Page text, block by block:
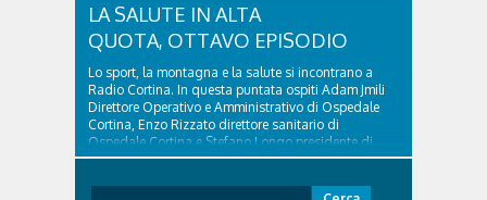
LA SALUTE IN ALTA
QUOTA, OTTAVO EPISODIO
Lo sport, la montagna e la salute si incontrano a
Radio Cortina. In questa puntata ospiti Adam Jmili
Direttore Operativo e Amministrativo di Ospedale
Cortina, Enzo Rizzato direttore sanitario di
Ospedale Cortina e Stefano Longo presidente di
Fondazione Cortina. GVM Care & Research –...